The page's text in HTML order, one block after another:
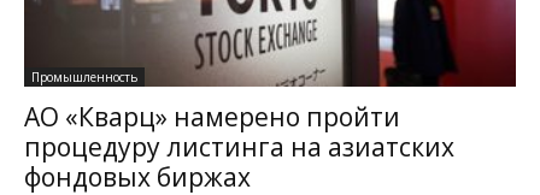
Промышленность
АО «Кварц» намерено пройти
процедуру листинга на азиатских
фондовых биржах